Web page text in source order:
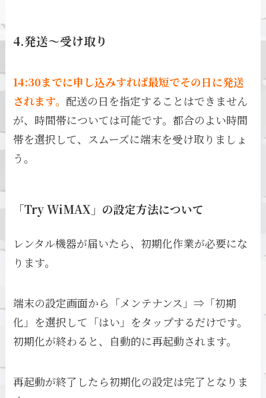
4.発送～受け取り
14:30までに申し込みすれば最短でその日に発送
されます。 配送の日を指定することはできません
が、時間帯については可能です。都合のよい時間
帯を選択して、スムーズに端末を受け取りましょ
う。
「Try WiMAX」の設定方法について
レンタル機器が届いたら、初期化作業が必要にな
ります。
端末の設定画面から「メンテナンス」⇒「初期
化」を選択して「はい」をタップするだけです。
初期化が終わると、自動的に再起動されます。
再起動が終了したら初期化の設定は完了となりま